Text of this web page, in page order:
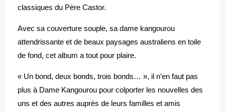
classiques du Père Castor.
Avec sa couverture souple, sa dame kangourou
attendrissante et de beaux paysages australiens en toile
de fond, cet album a tout pour plaire.
« Un bond, deux bonds, trois bonds… », il n’en faut pas
plus à Dame Kangourou pour colporter les nouvelles des
uns et des autres auprès de leurs familles et amis